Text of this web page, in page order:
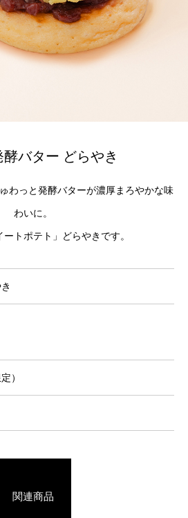
酵バター どらやき
わっと発酵バターが濃厚まろやかな味
わいに。
ートポテト」どらやきです。
）
関連商品